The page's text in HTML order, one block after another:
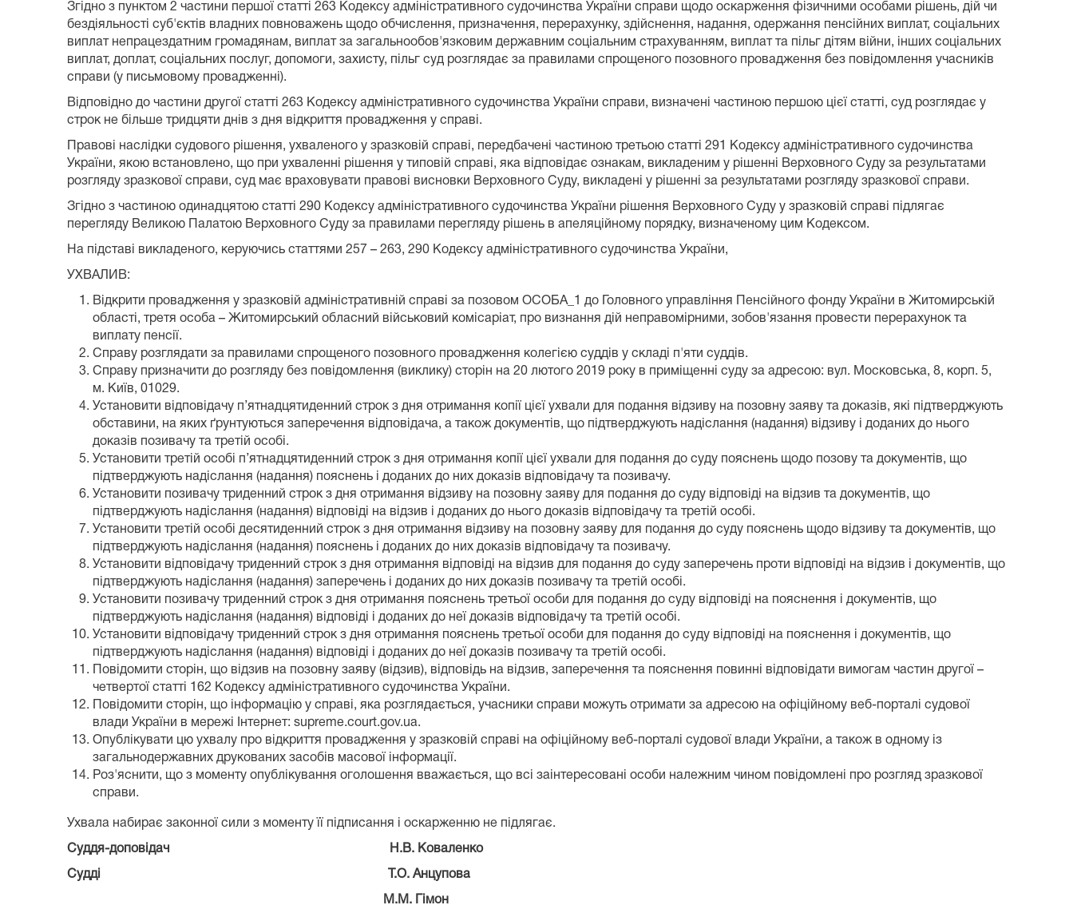
Згідно з пунктом 2 частини першої статті 263 Кодексу адміністративного судочинства України справи щодо оскарження фізичними особами рішень, дій чи
бездіяльності суб'єктів владних повноважень щодо обчислення, призначення, перерахунку, здійснення, надання, одержання пенсійних виплат, соціальних
виплат непрацездатним громадянам, виплат за загальнообов'язковим державним соціальним страхуванням, виплат та пільг дітям війни, інших соціальних
виплат, доплат, соціальних послуг, допомоги, захисту, пільг суд розглядає за правилами спрощеного позовного провадження без повідомлення учасників
справи (у письмовому провадженні).
Відповідно до частини другої статті 263 Кодексу адміністративного судочинства України справи, визначені частиною першою цієї статті, суд розглядає у
строк не більше тридцяти днів з дня відкриття провадження у справі.
Правові наслідки судового рішення, ухваленого у зразковій справі, передбачені частиною третьою статті 291 Кодексу адміністративного судочинства
України, якою встановлено, що при ухваленні рішення у типовій справі, яка відповідає ознакам, викладеним у рішенні Верховного Суду за результатами
розгляду зразкової справи, суд має враховувати правові висновки Верховного Суду, викладені у рішенні за результатами розгляду зразкової справи.
Згідно з частиною одинадцятою статті 290 Кодексу адміністративного судочинства України рішення Верховного Суду у зразковій справі підлягає
перегляду Великою Палатою Верховного Суду за правилами перегляду рішень в апеляційному порядку, визначеному цим Кодексом.
На підставі викладеного, керуючись статтями 257 – 263, 290 Кодексу адміністративного судочинства України,
УХВАЛИВ:
Відкрити провадження у зразковій адміністративній справі за позовом ОСОБА_1 до Головного управління Пенсійного фонду України в Житомирській
області, третя особа – Житомирський обласний військовий комісаріат, про визнання дій неправомірними, зобов'язання провести перерахунок та
виплату пенсії.
Справу розглядати за правилами спрощеного позовного провадження колегією суддів у складі п'яти суддів.
Справу призначити до розгляду без повідомлення (виклику) сторін на 20 лютого 2019 року в приміщенні суду за адресою: вул. Московська, 8, корп. 5,
м. Київ, 01029.
Установити відповідачу п’ятнадцятиденний строк з дня отримання копії цієї ухвали для подання відзиву на позовну заяву та доказів, які підтверджують
обставини, на яких ґрунтуються заперечення відповідача, а також документів, що підтверджують надіслання (надання) відзиву і доданих до нього
доказів позивачу та третій особі.
Установити третій особі п’ятнадцятиденний строк з дня отримання копії цієї ухвали для подання до суду пояснень щодо позову та документів, що
підтверджують надіслання (надання) пояснень і доданих до них доказів відповідачу та позивачу.
Установити позивачу триденний строк з дня отримання відзиву на позовну заяву для подання до суду відповіді на відзив та документів, що
підтверджують надіслання (надання) відповіді на відзив і доданих до нього доказів відповідачу та третій особі.
Установити третій особі десятиденний строк з дня отримання відзиву на позовну заяву для подання до суду пояснень щодо відзиву та документів, що
підтверджують надіслання (надання) пояснень і доданих до них доказів відповідачу та позивачу.
Установити відповідачу триденний строк з дня отримання відповіді на відзив для подання до суду заперечень проти відповіді на відзив і документів, що
підтверджують надіслання (надання) заперечень і доданих до них доказів позивачу та третій особі.
Установити позивачу триденний строк з дня отримання пояснень третьої особи для подання до суду відповіді на пояснення і документів, що
підтверджують надіслання (надання) відповіді і доданих до неї доказів відповідачу та третій особі.
Установити відповідачу триденний строк з дня отримання пояснень третьої особи для подання до суду відповіді на пояснення і документів, що
підтверджують надіслання (надання) відповіді і доданих до неї доказів позивачу та третій особі.
Повідомити сторін, що відзив на позовну заяву (відзив), відповідь на відзив, заперечення та пояснення повинні відповідати вимогам частин другої –
четвертої статті 162 Кодексу адміністративного судочинства України.
Повідомити сторін, що інформацію у справі, яка розглядається, учасники справи можуть отримати за адресою на офіційному веб-порталі судової
влади України в мережі Інтернет: supreme.court.gov.ua.
Опублікувати цю ухвалу про відкриття провадження у зразковій справі на офіційному веб-порталі судової влади України, а також в одному із
загальнодержавних друкованих засобів масової інформації.
Роз'яснити, що з моменту опублікування оголошення вважається, що всі заінтересовані особи належним чином повідомлені про розгляд зразкової
справи.
Ухвала набирає законної сили з моменту її підписання і оскарженню не підлягає.
Суддя-доповідач Н.В. Коваленко
Судді Т.О. Анцупова
М.М. Гімон